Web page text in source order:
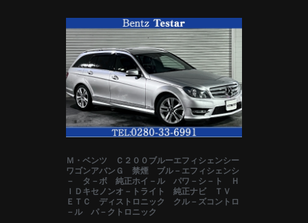
Ｍ・ベンツ Ｃ２００ブルーエフィシェンシー
ワゴンアバンＧ 禁煙 ブル－エフィシェンシ
－ タ－ボ 純正ホイ－ル パワ－シ－ト Ｈ
ＩＤキセノンオ－トライト 純正ナビ ＴＶ
ＥＴＣ ディストロニック クル－ズコントロ
－ル パ－クトロニック